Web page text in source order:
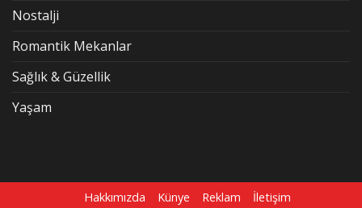
Nostalji
Romantik Mekanlar
Sağlık & Güzellik
Yaşam
Hakkımızda Künye Reklam İletişim